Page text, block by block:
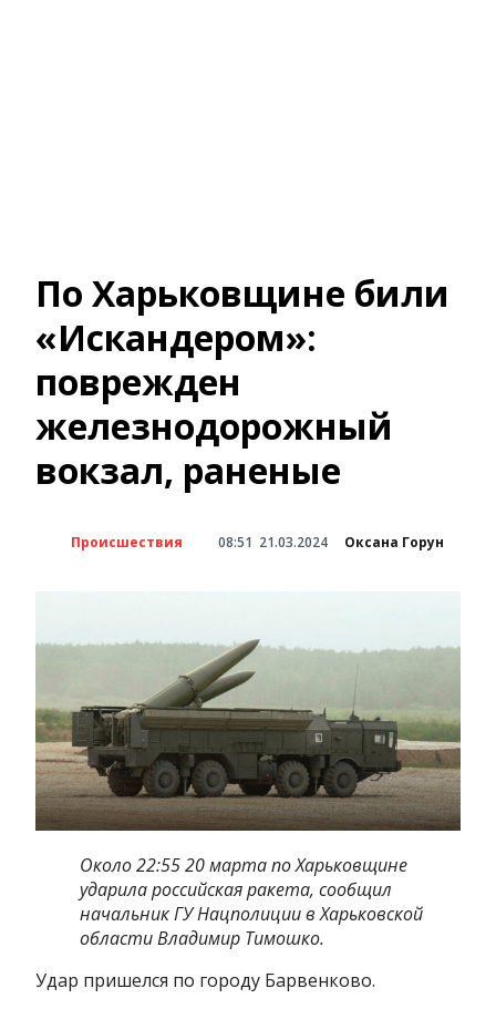
По Харьковщине били
«Искандером»:
поврежден
железнодорожный
вокзал, раненые
Происшествия 08:51 21.03.2024 Оксана Горун
Около 22:55 20 марта по Харьковщине
ударила российская ракета, сообщил
начальник ГУ Нацполиции в Харьковской
области Владимир Тимошко.
Удар пришелся по городу Барвенково.